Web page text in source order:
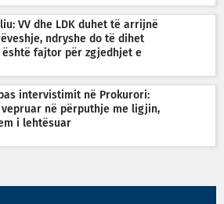
VV dhe LDK duhet të arrijnë
ndryshe do të dihet
është fajtor për zgjedhjet e
intervistimit në Prokurori:
vepruar në përputhje me ligjin,
i lehtësuar